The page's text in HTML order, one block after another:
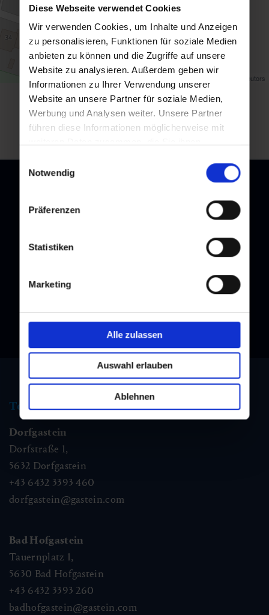
Diese Webseite verwendet Cookies
Wir verwenden Cookies, um Inhalte und Anzeigen
zu personalisieren, Funktionen für soziale Medien
anbieten zu können und die Zugriffe auf unsere
Website zu analysieren. Außerdem geben wir
Informationen zu Ihrer Verwendung unserer
Website an unsere Partner für soziale Medien,
Werbung und Analysen weiter. Unsere Partner
führen diese Informationen möglicherweise mit
Nutzung der Dienste gesammelt haben.
Einwilligungsauswahl
Notwendig
Präferenzen
Statistiken
Marketing
Alle zulassen
Auswahl erlauben
Ablehnen
Map data © contributors
Zurück zur Übersicht
Melden Sie sich bei unserem Newsletter an, und bleiben Sie
Tourismus Information
Dorfgastein
Dorfstraße 1,
5632 Dorfgastein
+43 6432 3393 460
dorfgastein@gastein.com
Bad Hofgastein
Tauernplatz 1,
5630 Bad Hofgastein
+43 6432 3393 260
badhofgastein@gastein.com